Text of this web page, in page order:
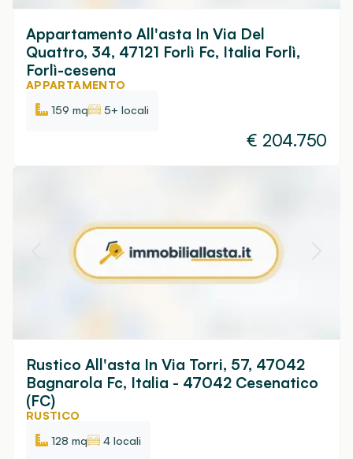
Appartamento All'asta In Via Del
Quattro, 34, 47121 Forlì Fc, Italia Forlì,
Forlì-cesena
APPARTAMENTO
159 mq
5+ locali
€ 204.750
Rustico All'asta In Via Torri, 57, 47042
Bagnarola Fc, Italia - 47042 Cesenatico
(FC)
RUSTICO
128 mq
4 locali